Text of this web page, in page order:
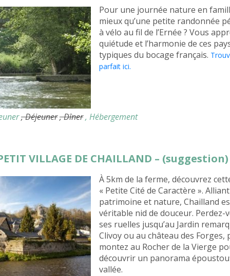
Pour une journée nature en
mieux qu’une petite randonnée
à vélo au fil de l’Ernée ? Vous
quiétude et l’harmonie de ces
typiques du bocage français.
parfait ici.
, Déjeuner, Dîner, Hébergement
VILLAGE DE CHAILLAND – (suggestion)
À 5km de la ferme, découvrez
« Petite Cité de Caractère ». Alliant
patrimoine et nature, Chailland
véritable nid de douceur. Perdez-
ses ruelles jusqu’au Jardin
Clivoy ou au château des Forges,
montez au Rocher de la Vierge
découvrir un panorama
vallée.